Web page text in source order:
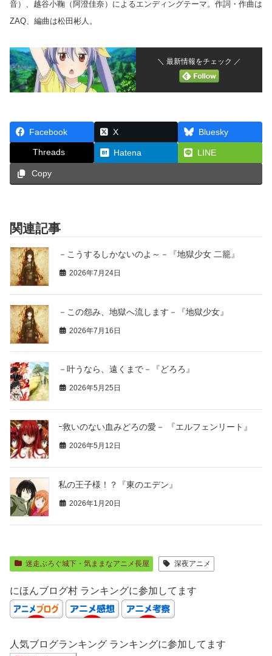
音）、越谷小鞠（阿澄佳奈）によるエンディングテーマ。作詞・作曲は
ZAQ、編曲は松田彬人。
＼ 最新情報をチェック ／
Facebook X Bluesky
Threads Hatena LINE
Copy
関連記事
－こうするしかないのよ～－『地獄少女 二籠』
2026年7月24日
－この怨み、地獄へ流します－『地獄少女』
2026年7月16日
－叶うなら、遠くまで－『どろろ』
2026年5月25日
ｰ救いのない血みどろの愛－ 『エルフェンリート』
2026年5月12日
私の王子様！？『東のエデン』
2026年1月20日
迷走ぶろぐ城下・気ままなアニメ長屋 深夜アニメ
にほんブログ村 ランキングに参加してます
人気ブログランキング ランキングに参加してます